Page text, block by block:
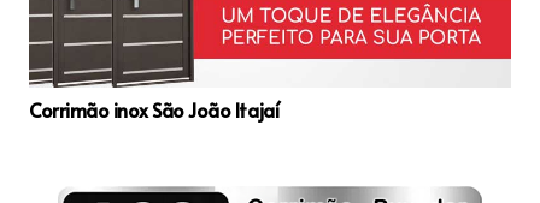
Corrimão inox São João Itajaí